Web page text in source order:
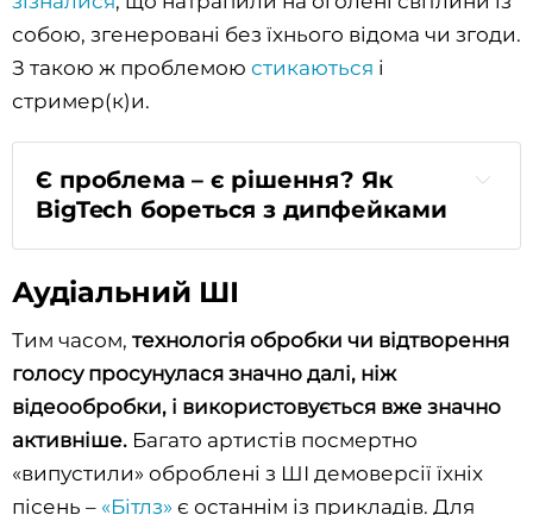
собою, згенеровані без їхнього відома чи згоди.
З такою ж проблемою стикаються і
стример(к)и.
Є проблема – є рішення? Як
BigTech бореться з дипфейками
часі
скептичні щодо таких технологій
Google DeepMind випустила SynthID
«невидимим та
невіддільним водяним знаком»
Аудіальний ШІ
Тим часом, технологія обробки чи відтворення
голосу просунулася значно далі, ніж
відеообробки, і використовується вже значно
активніше. Багато артистів посмертно
«випустили» оброблені з ШІ демоверсії їхніх
пісень – «Бітлз» є останнім із прикладів. Для